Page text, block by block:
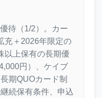
待（1/2）。カー
充＋2026年限定の
以上保有の長期優
円）、ケイブ
期QUOカード制
続保有条件、申込